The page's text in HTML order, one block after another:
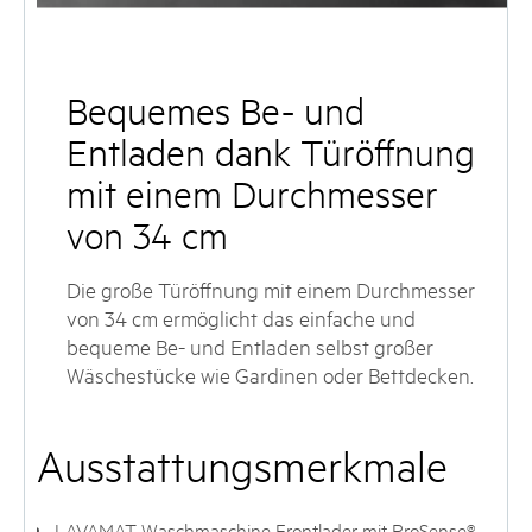
Bequemes Be- und
Entladen dank Türöffnung
mit einem Durchmesser
von 34 cm
Die große Türöffnung mit einem Durchmesser
von 34 cm ermöglicht das einfache und
bequeme Be- und Entladen selbst großer
Wäschestücke wie Gardinen oder Bettdecken.
Ausstattungsmerkmale